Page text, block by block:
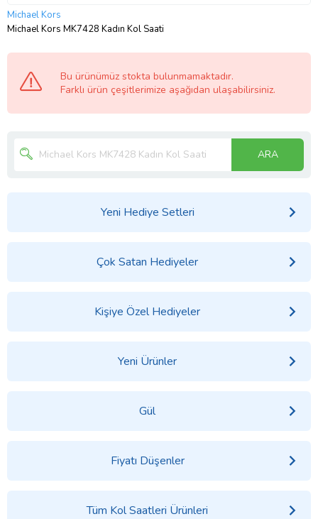
Michael Kors
Michael Kors MK7428 Kadın Kol Saati
Bu ürünümüz stokta bulunmamaktadır.
Farklı ürün çeşitlerimize aşağıdan ulaşabilirsiniz.
ARA
Yeni Hediye Setleri
Çok Satan Hediyeler
Kişiye Özel Hediyeler
Yeni Ürünler
Gül
Fiyatı Düşenler
Tüm Kol Saatleri Ürünleri